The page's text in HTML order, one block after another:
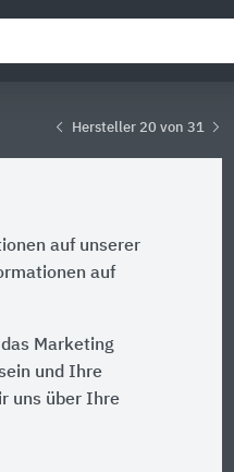
Hersteller 20 von 31
auf unserer
auf
Marketing
und Ihre
uns über Ihre